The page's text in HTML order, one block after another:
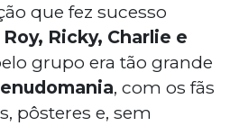
que fez sucesso
Roy, Ricky, Charlie e
grupo era tão grande
, com os fãs
pôsteres e, sem